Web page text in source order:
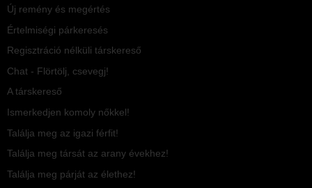
Új remény és megértés
Értelmiségi párkeresés
Regisztráció nélküli társkereső
Chat - Flörtölj, csevegj!
A társkereső
Ismerkedjen komoly nőkkel!
Találja meg az igazi férfit!
Találja meg társát az arany évekhez!
Találja meg párját az élethez!